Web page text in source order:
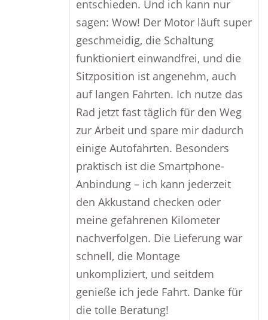
entschieden. Und ich kann nur
sagen: Wow! Der Motor läuft super
geschmeidig, die Schaltung
funktioniert einwandfrei, und die
Sitzposition ist angenehm, auch
auf langen Fahrten. Ich nutze das
Rad jetzt fast täglich für den Weg
zur Arbeit und spare mir dadurch
einige Autofahrten. Besonders
praktisch ist die Smartphone-
Anbindung – ich kann jederzeit
den Akkustand checken oder
meine gefahrenen Kilometer
nachverfolgen. Die Lieferung war
schnell, die Montage
unkompliziert, und seitdem
genieße ich jede Fahrt. Danke für
die tolle Beratung!